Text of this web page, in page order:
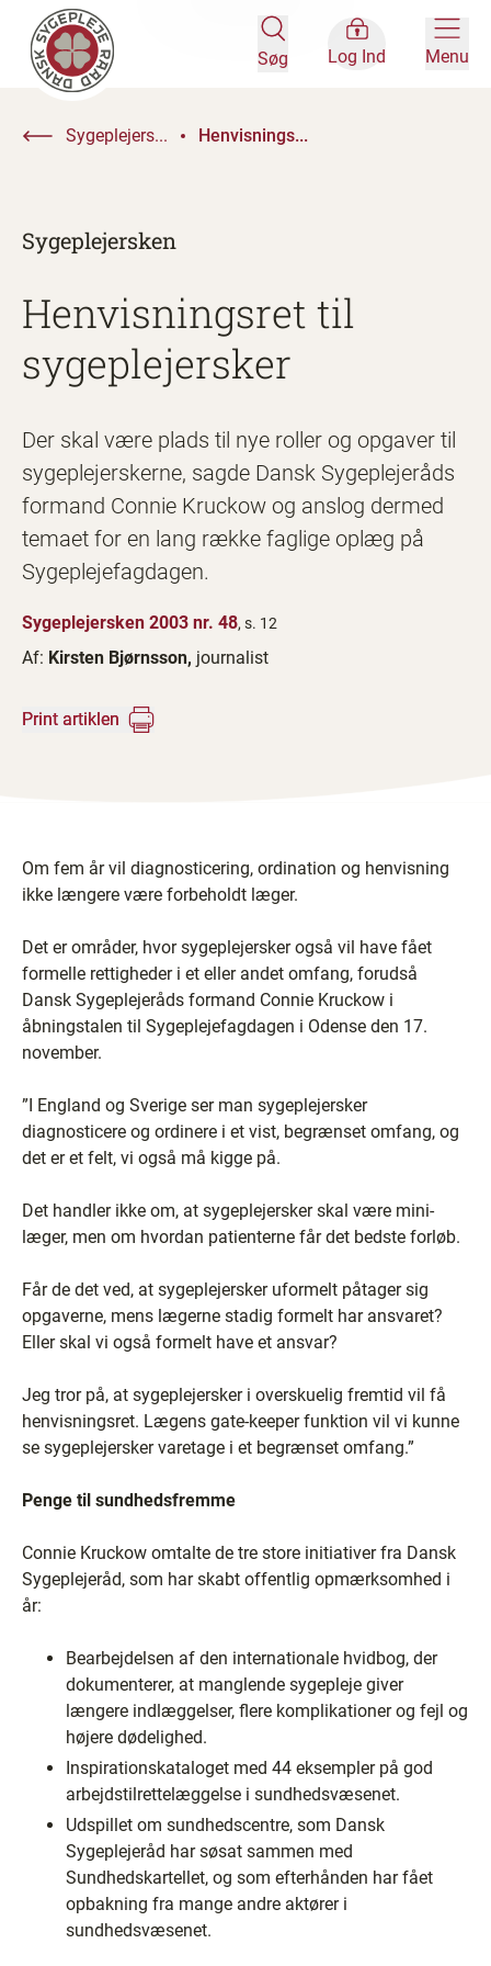
Søg Log Ind Menu
Sygeplejers... Henvisnings...
Sygeplejersken
Henvisningsret til
sygeplejersker
Der skal være plads til nye roller og opgaver til
sygeplejerskerne, sagde Dansk Sygeplejeråds
formand Connie Kruckow og anslog dermed
temaet for en lang række faglige oplæg på
Sygeplejefagdagen.
Sygeplejersken 2003 nr. 48, s. 12
Af: Kirsten Bjørnsson, journalist
Print artiklen
Om fem år vil diagnosticering, ordination og henvisning
ikke længere være forbeholdt læger.
Det er områder, hvor sygeplejersker også vil have fået
formelle rettigheder i et eller andet omfang, forudså
Dansk Sygeplejeråds formand Connie Kruckow i
åbningstalen til Sygeplejefagdagen i Odense den 17.
november.
”I England og Sverige ser man sygeplejersker
diagnosticere og ordinere i et vist, begrænset omfang, og
det er et felt, vi også må kigge på.
Det handler ikke om, at sygeplejersker skal være mini-
læger, men om hvordan patienterne får det bedste forløb.
Får de det ved, at sygeplejersker uformelt påtager sig
opgaverne, mens lægerne stadig formelt har ansvaret?
Eller skal vi også formelt have et ansvar?
Jeg tror på, at sygeplejersker i overskuelig fremtid vil få
henvisningsret. Lægens gate-keeper funktion vil vi kunne
se sygeplejersker varetage i et begrænset omfang.”
Penge til sundhedsfremme
Connie Kruckow omtalte de tre store initiativer fra Dansk
Sygeplejeråd, som har skabt offentlig opmærksomhed i
år:
Bearbejdelsen af den internationale hvidbog, der
dokumenterer, at manglende sygepleje giver
længere indlæggelser, flere komplikationer og fejl og
højere dødelighed.
Inspirationskataloget med 44 eksempler på god
arbejdstilrettelæggelse i sundhedsvæsenet.
Udspillet om sundhedscentre, som Dansk
Sygeplejeråd har søsat sammen med
Sundhedskartellet, og som efterhånden har fået
opbakning fra mange andre aktører i
sundhedsvæsenet.